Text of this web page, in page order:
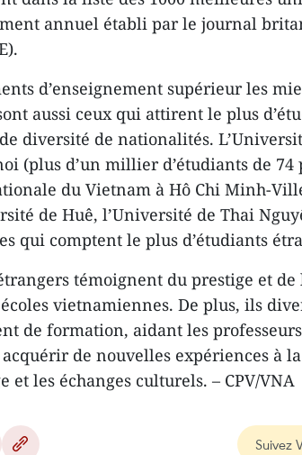
annuel établi par le journal
d’enseignement supérieur les
aussi ceux qui attirent le plus
diversité de nationalités.
(plus d’un millier d’étudiants de 74
du Vietnam à Hô Chi Minh-
de Huê, l’Université de Thai
qui comptent le plus d’étudiants
témoignent du prestige et
vietnamiennes. De plus, ils
de formation, aidant les
de nouvelles expériences à
et les échanges culturels. – CPV/VNA
Suivez